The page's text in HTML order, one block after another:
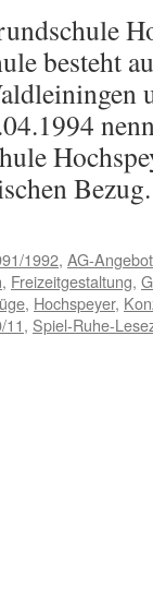
besteht
1992, AG-Angebot
, Freizeitgestaltung,
, Hochspeyer,
, Spiel-Ruhe-